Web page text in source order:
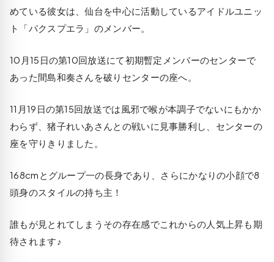
めている彼女は、仙台を中心に活動しているアイドルユニッ
ト「パクスプエラ」のメンバー。
10月15日の第10回放送にて初期暫定メンバーのセンターで
あった間島和奏さんを破りセンターの座へ。
11月19日の第15回放送では風邪で喉が本調子でないにもかか
わらず、猪子れいあさんとの戦いに見事勝利し、センターの
座を守りきりました。
168cmとグループ一の長身であり、さらにかなりの小顔で8
頭身のスタイルの持ち主！
誰もが見とれてしまうその存在感でこれからの人気上昇も期
待されます♪